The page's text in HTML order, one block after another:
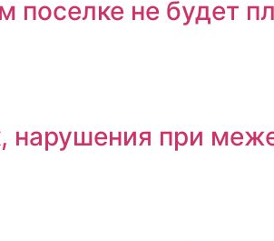
не будет
нарушения при